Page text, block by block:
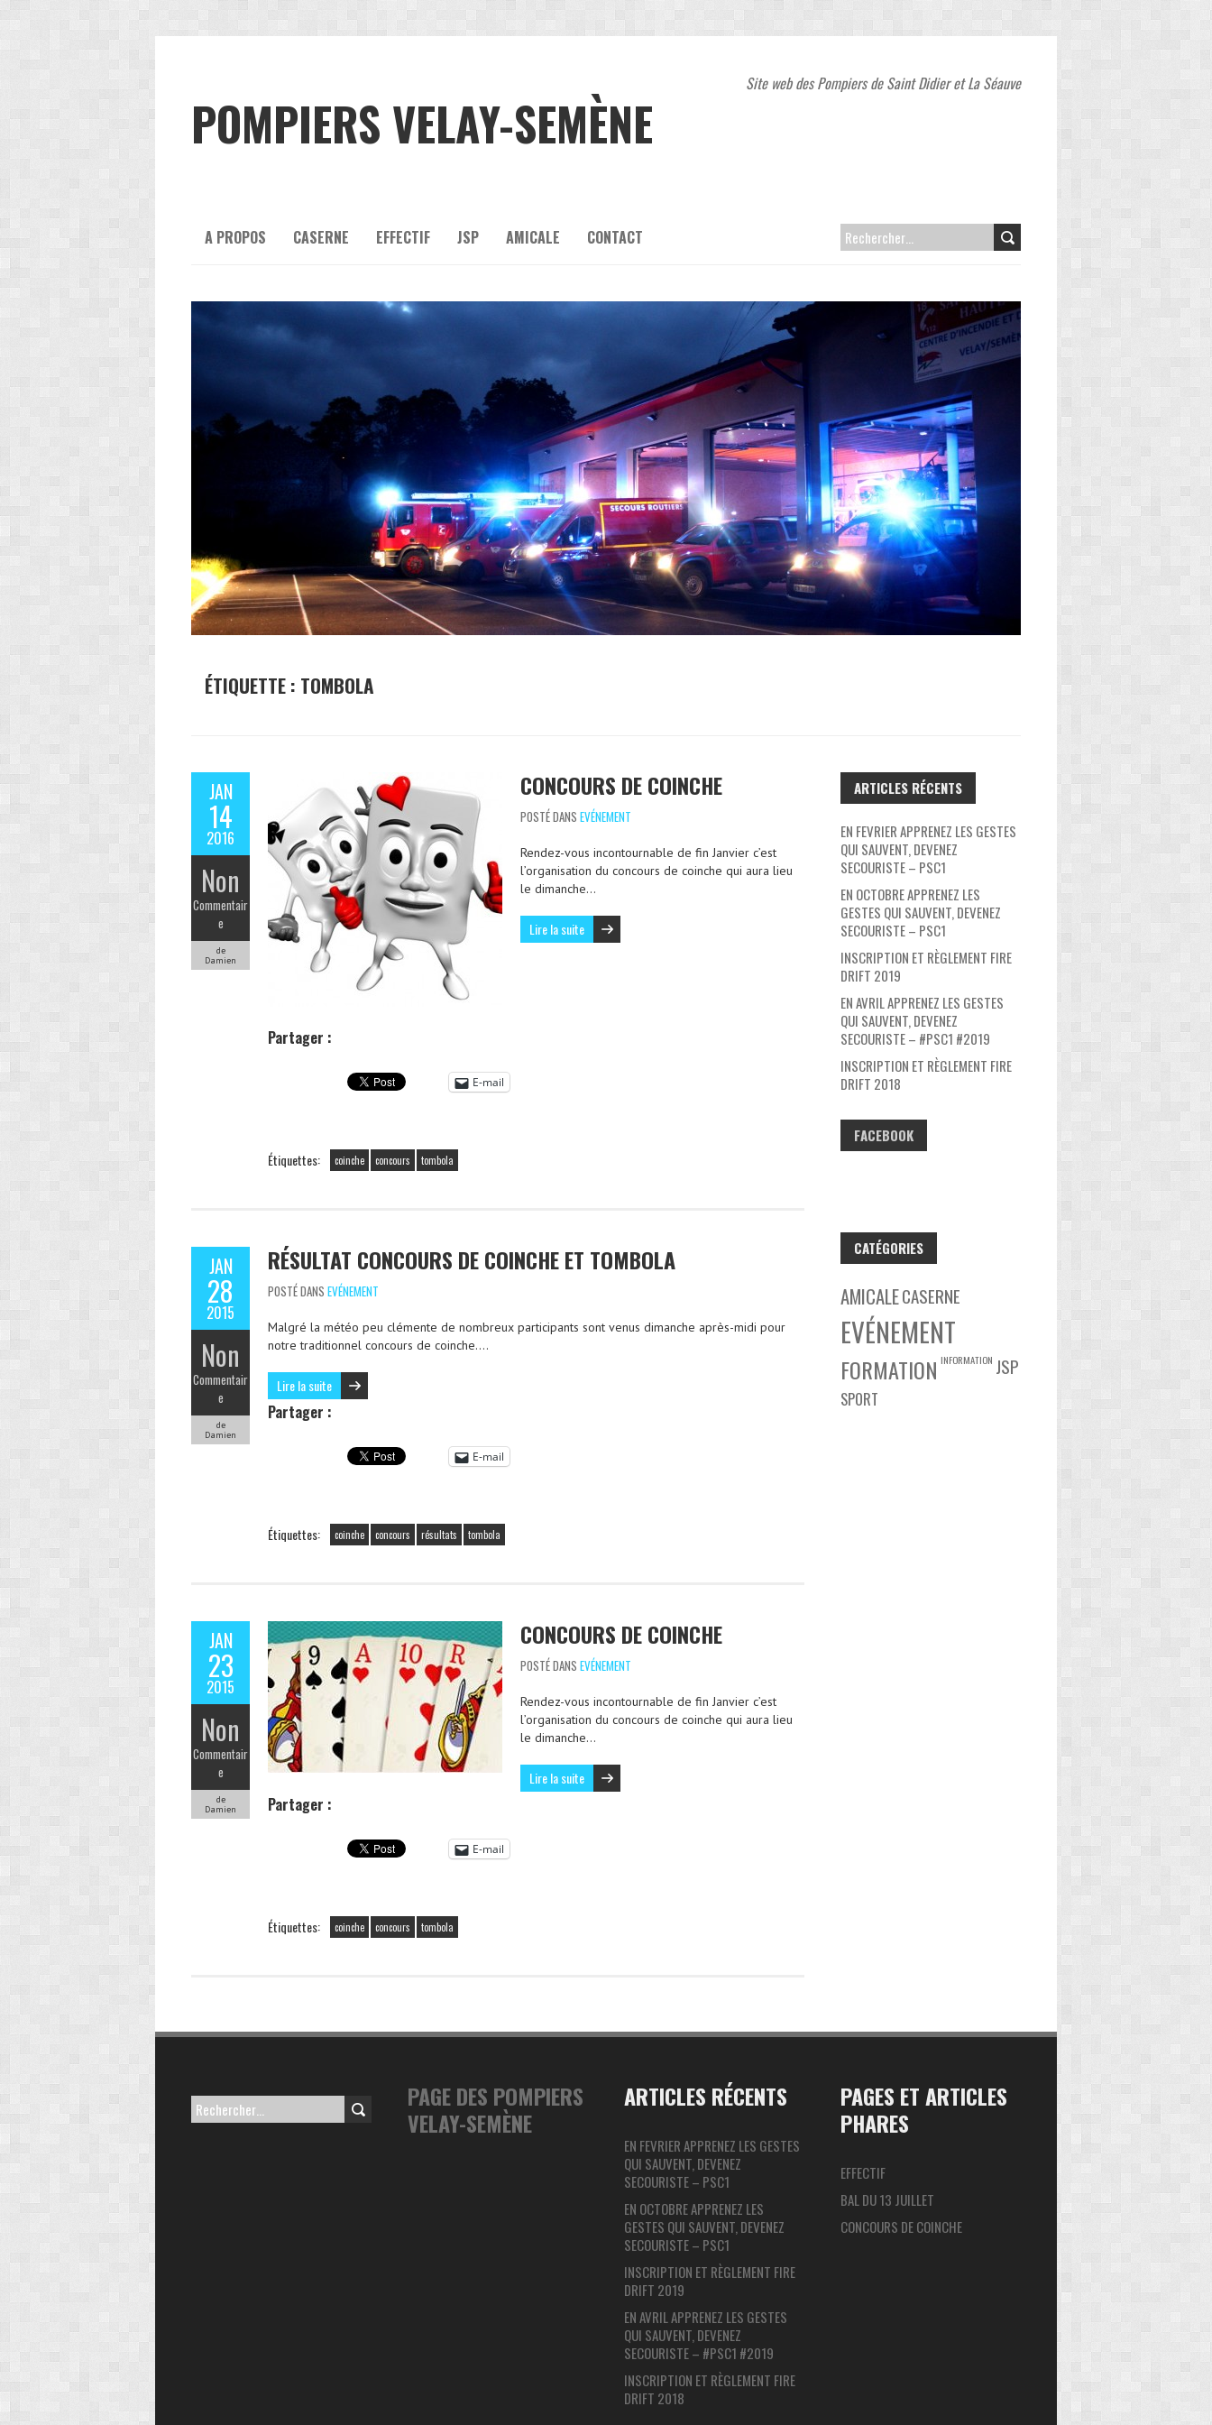
POMPIERS VELAY-SEMÈNE
Site web des Pompiers de Saint Didier et La Séauve
A PROPOS CASERNE EFFECTIF JSP AMICALE CONTACT RECHERCHER :
ÉTIQUETTE : TOMBOLA
JAN
14
2016
Non
Commentair
e
de
Damien
CONCOURS DE COINCHE
POSTÉ DANS EVÉNEMENT
Rendez-vous incontournable de fin Janvier c’est
l’organisation du concours de coinche qui aura lieu
le dimanche…
Lire la suite
Partager :
E-mail
Étiquettes: coinche concours tombola
JAN
28
2015
Non
Commentair
e
de
Damien
RÉSULTAT CONCOURS DE COINCHE ET TOMBOLA
POSTÉ DANS EVÉNEMENT
Malgré la météo peu clémente de nombreux participants sont venus dimanche après-midi pour
notre traditionnel concours de coinche….
Lire la suite
Partager :
E-mail
Étiquettes: coinche concours résultats tombola
JAN
23
2015
Non
Commentair
e
de
Damien
CONCOURS DE COINCHE
POSTÉ DANS EVÉNEMENT
Rendez-vous incontournable de fin Janvier c’est
l’organisation du concours de coinche qui aura lieu
le dimanche…
Lire la suite
Partager :
E-mail
Étiquettes: coinche concours tombola
ARTICLES RÉCENTS
EN FEVRIER APPRENEZ LES GESTES
QUI SAUVENT, DEVENEZ
SECOURISTE – PSC1
EN OCTOBRE APPRENEZ LES
GESTES QUI SAUVENT, DEVENEZ
SECOURISTE – PSC1
INSCRIPTION ET RÈGLEMENT FIRE
DRIFT 2019
EN AVRIL APPRENEZ LES GESTES
QUI SAUVENT, DEVENEZ
SECOURISTE – #PSC1 #2019
INSCRIPTION ET RÈGLEMENT FIRE
DRIFT 2018
FACEBOOK
CATÉGORIES
AMICALECASERNE
EVÉNEMENT
FORMATION INFORMATION JSP
SPORT
Rechercher :
PAGE DES POMPIERS
VELAY-SEMÈNE
ARTICLES RÉCENTS
EN FEVRIER APPRENEZ LES GESTES
QUI SAUVENT, DEVENEZ
SECOURISTE – PSC1
EN OCTOBRE APPRENEZ LES
GESTES QUI SAUVENT, DEVENEZ
SECOURISTE – PSC1
INSCRIPTION ET RÈGLEMENT FIRE
DRIFT 2019
EN AVRIL APPRENEZ LES GESTES
QUI SAUVENT, DEVENEZ
SECOURISTE – #PSC1 #2019
INSCRIPTION ET RÈGLEMENT FIRE
DRIFT 2018
PAGES ET ARTICLES
PHARES
EFFECTIF
BAL DU 13 JUILLET
CONCOURS DE COINCHE